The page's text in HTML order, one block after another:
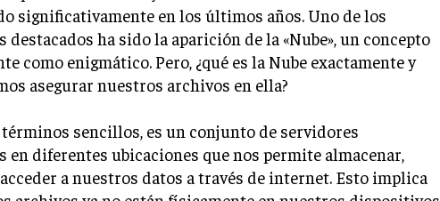
significativamente en los últimos años. Uno de los
destacados ha sido la aparición de la «Nube», un concepto
como enigmático. Pero, ¿qué es la Nube exactamente y
asegurar nuestros archivos en ella?
términos sencillos, es un conjunto de servidores
diferentes ubicaciones que nos permite almacenar,
a nuestros datos a través de internet. Esto implica